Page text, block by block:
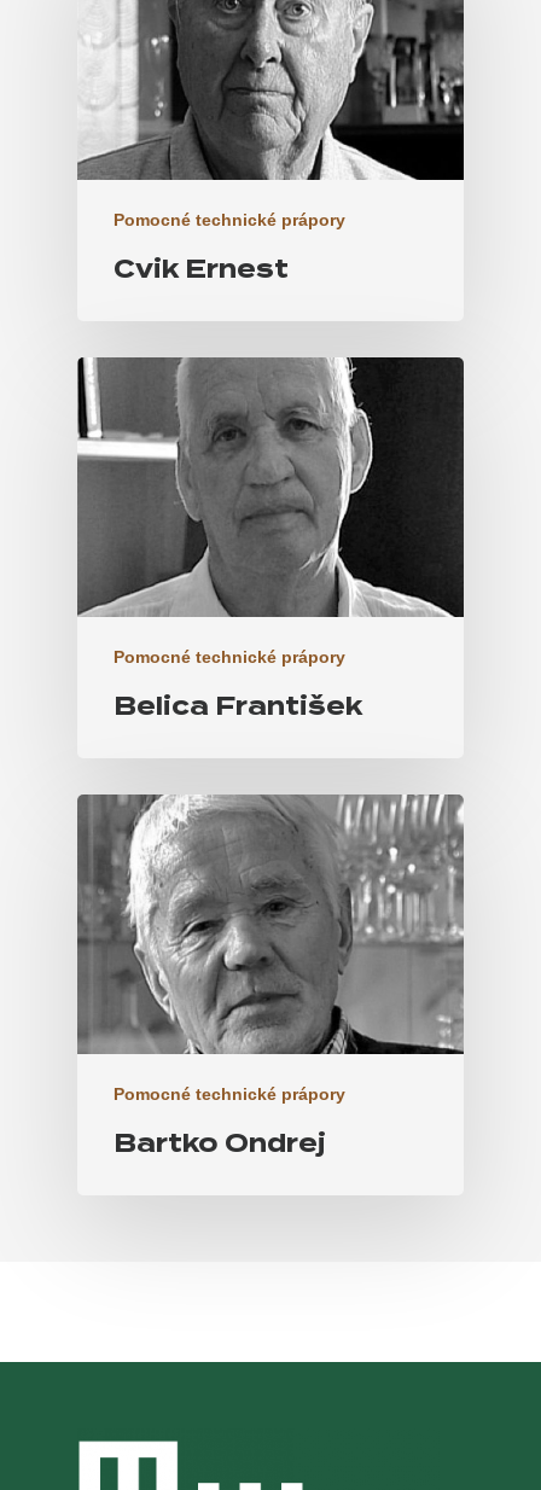
Pomocné technické prápory
Cvik Ernest
Pomocné technické prápory
Belica František
Pomocné technické prápory
Bartko Ondrej